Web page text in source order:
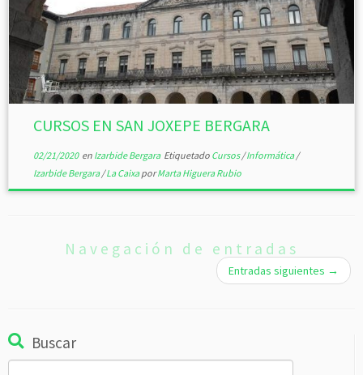
CURSOS EN SAN JOXEPE BERGARA
02/21/2020en Izarbide Bergara Etiquetado Cursos/Informática/
Izarbide Bergara/La CaixaporMarta Higuera Rubio
Navegación de entradas
Entradas siguientes →
Buscar